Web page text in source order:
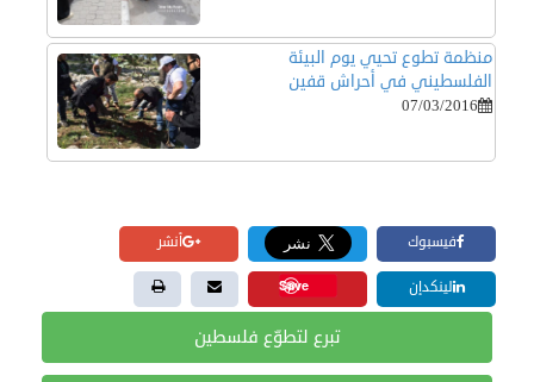
منظمة تطوع تحيي يوم البيئة
الفلسطيني في أحراش قفين
07/03/2016
فيسبوك أنشر
لينكدإن Save
تبرع لتطوّع فلسطين